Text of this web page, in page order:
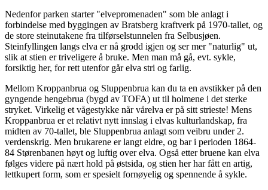
Nedenfor parken starter "elvepromenaden" som ble anlagt i
forbindelse med byggingen av Bratsberg kraftverk på 1970-tallet, og
de store steinutakene fra tilførselstunnelen fra Selbusjøen.
Steinfyllingen langs elva er nå grodd igjen og ser mer "naturlig" ut,
slik at stien er triveligere å bruke. Men man må gå, evt. sykle,
forsiktig her, for rett utenfor går elva stri og farlig.
Mellom Kroppanbrua og Sluppenbrua kan du ta en avstikker på den
gyngende hengebrua (bygd av TOFA) ut til holmene i det sterke
stryket. Virkelig et vågestykke når vårelva er på sitt strieste! Mens
Kroppanbrua er et relativt nytt innslag i elvas kulturlandskap, fra
midten av 70-tallet, ble Sluppenbrua anlagt som veibru under 2.
verdenskrig. Men brukarene er langt eldre, og bar i perioden 1864-
84 Størenbanen høyt og luftig over elva. Også etter bruene kan elva
følges videre på nært hold på østsida, og stien her har fått en artig,
lettkupert form, som er spesielt fornøyelig og spennende å sykle.